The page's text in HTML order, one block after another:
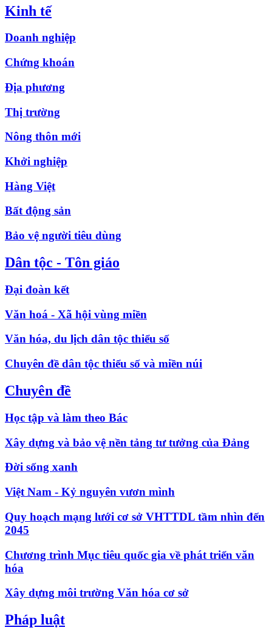
Kinh tế
Doanh nghiệp
Chứng khoán
Địa phương
Thị trường
Nông thôn mới
Khởi nghiệp
Hàng Việt
Bất động sản
Bảo vệ người tiêu dùng
Dân tộc - Tôn giáo
Đại đoàn kết
Văn hoá - Xã hội vùng miền
Văn hóa, du lịch dân tộc thiểu số
Chuyên đề dân tộc thiểu số và miền núi
Chuyên đề
Học tập và làm theo Bác
Xây dựng và bảo vệ nền tảng tư tưởng của Đảng
Đời sống xanh
Việt Nam - Kỷ nguyên vươn mình
Quy hoạch mạng lưới cơ sở VHTTDL tầm nhìn đến
2045
Chương trình Mục tiêu quốc gia về phát triển văn
hóa
Xây dựng môi trường Văn hóa cơ sở
Pháp luật